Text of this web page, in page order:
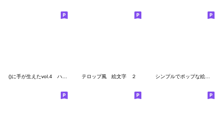
()に手が生えたvol.4 ハロウィン テロップ風 絵文字 ２ シンプルでポップな絵文字 3